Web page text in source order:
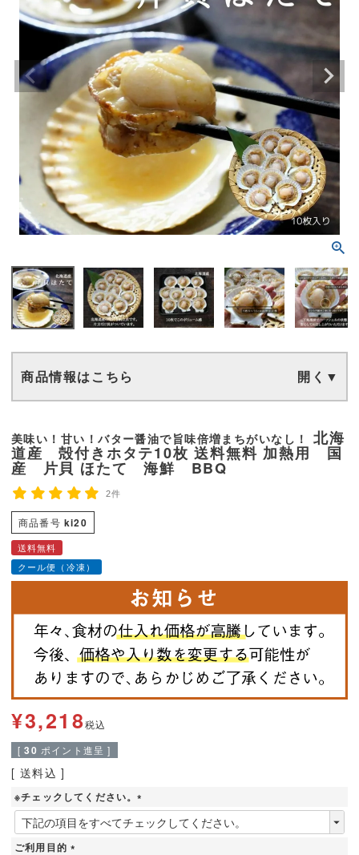
商品情報はこちら
美味い！甘い！バター醤油で旨味倍増まちがいなし！ 北海
道産 殻付きホタテ10枚 送料無料 加熱用 国
産 片貝 ほたて 海鮮 BBQ
2件
商品番号 ki20
送料無料
クール便（冷凍）
¥3,218税込
[ 30 ポイント進呈 ]
送料込
※チェックしてください。
(
必
ご利用目的